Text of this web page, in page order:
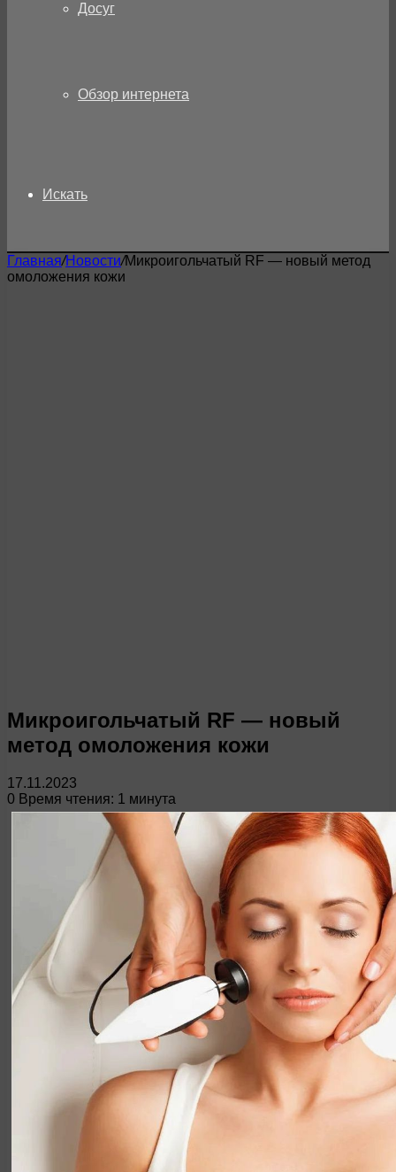
Досуг
Обзор интернета
Искать
Главная/Новости/Микроигольчатый RF — новый метод
омоложения кожи
Микроигольчатый RF — новый
метод омоложения кожи
17.11.2023
0 Время чтения: 1 минута